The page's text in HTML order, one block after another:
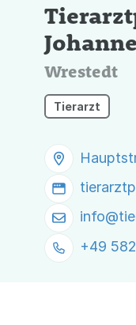
Wrestedt
Tierarzt
info@
+49